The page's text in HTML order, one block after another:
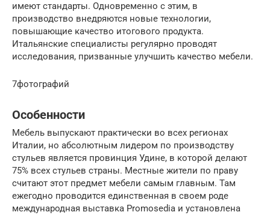
имеют стандарты. Одновременно с этим, в
производство внедряются новые технологии,
повышающие качество итогового продукта.
Итальянские специалисты регулярно проводят
исследования, призванные улучшить качество мебели.
7фотографий
Особенности
Мебель выпускают практически во всех регионах
Италии, но абсолютным лидером по производству
стульев является провинция Удине, в которой делают
75% всех стульев страны. Местные жители по праву
считают этот предмет мебели самым главным. Там
ежегодно проводится единственная в своем роде
международная выставка Promosedia и установлена